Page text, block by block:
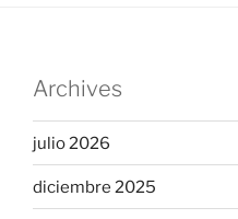
Archives
julio 2026
diciembre 2025